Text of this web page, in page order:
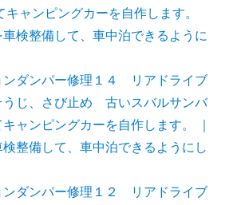
キャンピングカーを自作します。
車検整備して、車中泊できるように
ンダンパー修理１４ リアドライブ
うじ、さび止め 古いスバルサンバ
ャンピングカーを自作します。 ｜
整備して、車中泊できるようにし
ンダンパー修理１２ リアドライブ